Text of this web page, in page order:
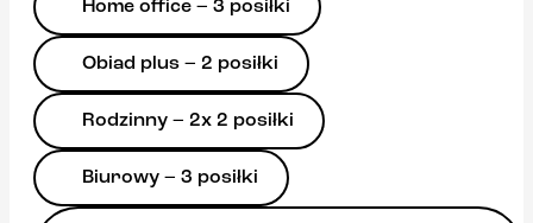
Home office – 3 posiłki
Obiad plus – 2 posiłki
Rodzinny – 2x 2 posiłki
Biurowy – 3 posiłki